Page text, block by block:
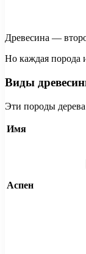
Древесина —
Но каждая порода
Виды
Эти породы
Имя
Аспен